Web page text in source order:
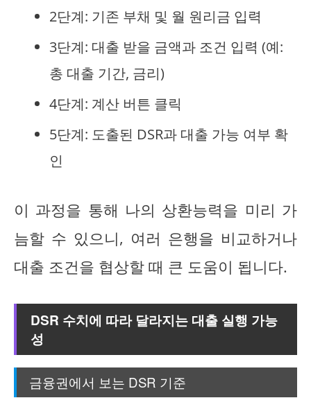
2단계: 기존 부채 및 월 원리금 입력
3단계: 대출 받을 금액과 조건 입력 (예:
총 대출 기간, 금리)
4단계: 계산 버튼 클릭
5단계: 도출된 DSR과 대출 가능 여부 확
인
이 과정을 통해 나의 상환능력을 미리 가
늠할 수 있으니, 여러 은행을 비교하거나
대출 조건을 협상할 때 큰 도움이 됩니다.
DSR 수치에 따라 달라지는 대출 실행 가능
성
금융권에서 보는 DSR 기준